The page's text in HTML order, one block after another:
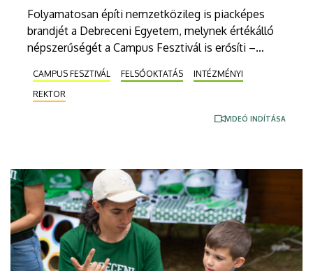
Folyamatosan építi nemzetközileg is piacképes
brandjét a Debreceni Egyetem, melynek értékálló
népszerűségét a Campus Fesztivál is erősíti –
Veronika oktatási elnökkel a Campus TV
podcastbeszélgetésében mutatta be az
intézményt. Az egyetemi vezetők azt is elárulták,
CAMPUS FESZTIVÁL FELSŐOKTATÁS
INTÉZMÉNYI
REKTOR
VIDEÓ INDÍTÁSA